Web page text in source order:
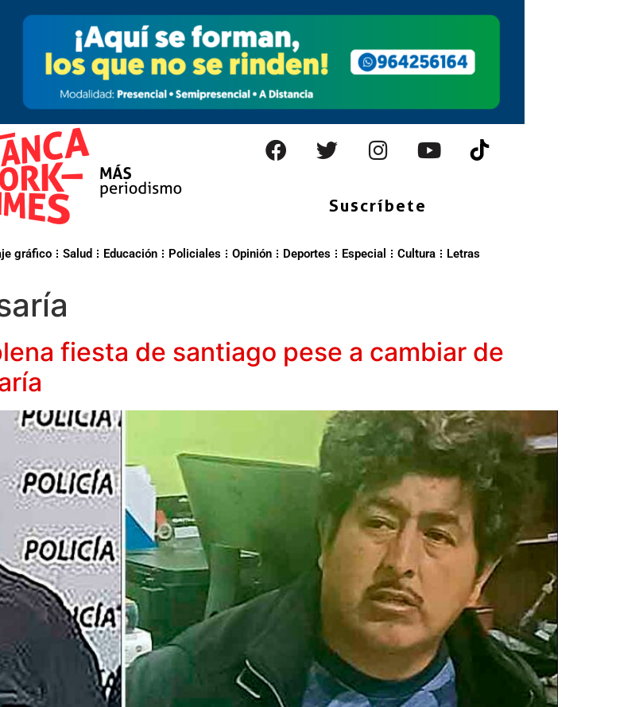
Suscríbete
gráfico Salud Educación Policiales Opinión Deportes Especial Cultura Letras
fiesta de santiago pese a cambiar de